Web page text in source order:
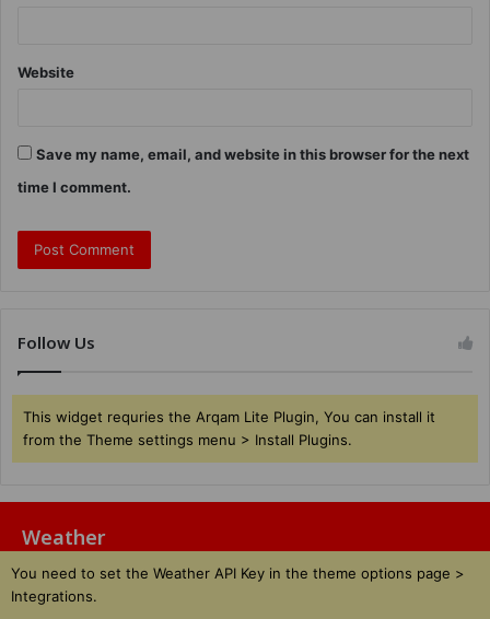
Website
Save my name, email, and website in this browser for the next
time I comment.
Follow Us
This widget requries the Arqam Lite Plugin, You can install it
from the Theme settings menu > Install Plugins.
Weather
You need to set the Weather API Key in the theme options page >
Integrations.